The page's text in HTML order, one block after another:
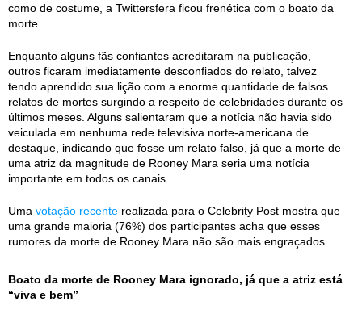
como de costume, a Twittersfera ficou frenética com o boato da
morte.
Enquanto alguns fãs confiantes acreditaram na publicação,
outros ficaram imediatamente desconfiados do relato, talvez
tendo aprendido sua lição com a enorme quantidade de falsos
relatos de mortes surgindo a respeito de celebridades durante os
últimos meses. Alguns salientaram que a notícia não havia sido
veiculada em nenhuma rede televisiva norte-americana de
destaque, indicando que fosse um relato falso, já que a morte de
uma atriz da magnitude de Rooney Mara seria uma notícia
importante em todos os canais.
Uma votação recente realizada para o Celebrity Post mostra que
uma grande maioria (76%) dos participantes acha que esses
rumores da morte de Rooney Mara não são mais engraçados.
Boato da morte de Rooney Mara ignorado, já que a atriz está
“viva e bem”